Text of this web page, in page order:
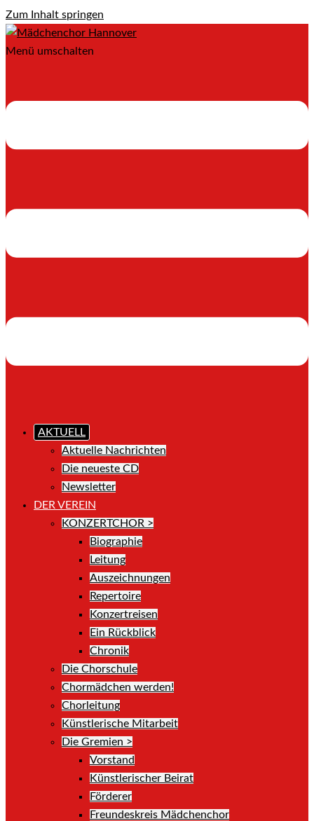
Zum Inhalt springen
Menü umschalten
AKTUELL
Aktuelle Nachrichten
Die neueste CD
Newsletter
DER VEREIN
KONZERTCHOR >
Biographie
Leitung
Auszeichnungen
Repertoire
Konzertreisen
Ein Rückblick
Chronik
Die Chorschule
Chormädchen werden!
Chorleitung
Künstlerische Mitarbeit
Die Gremien >
Vorstand
Künstlerischer Beirat
Förderer
Freundeskreis Mädchenchor